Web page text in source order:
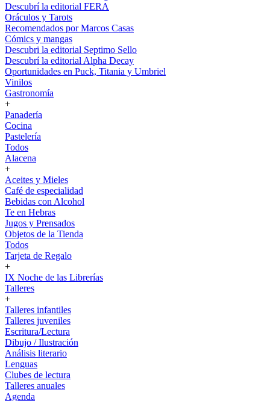
Descubrí la editorial FERA
Oráculos y Tarots
Recomendados por Marcos Casas
Cómics y mangas
Descubri la editorial Septimo Sello
Descubrí la editorial Alpha Decay
Oportunidades en Puck, Titania y Umbriel
Vinilos
Gastronomía
+
Panadería
Cocina
Pastelería
Todos
Alacena
+
Aceites y Mieles
Café de especialidad
Bebidas con Alcohol
Te en Hebras
Jugos y Prensados
Objetos de la Tienda
Todos
Tarjeta de Regalo
+
IX Noche de las Librerías
Talleres
+
Talleres infantiles
Talleres juveniles
Escritura/Lectura
Dibujo / Ilustración
Análisis literario
Lenguas
Clubes de lectura
Talleres anuales
Agenda